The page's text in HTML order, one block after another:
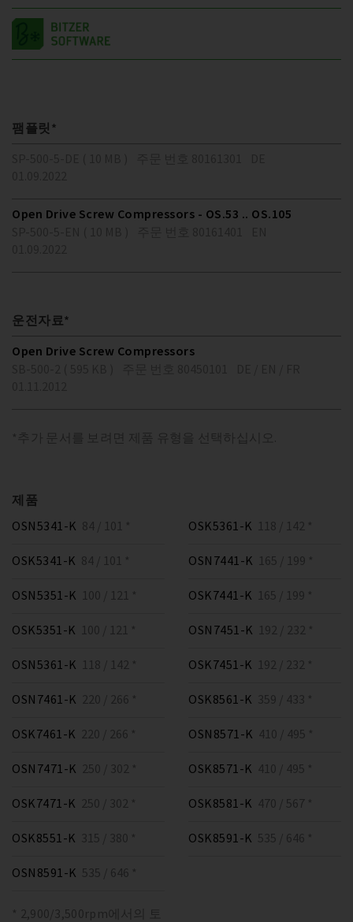
팸플릿*
Open Drive Screw Compressors - OS.53 .. OS.105
운전자료*
Open Drive Screw Compressors
*추가 문서를 보려면 제품 유형을 선택하십시오.
제품
OSN5341-K 84 / 101 *
OSK5341-K 84 / 101 *
OSN5351-K 100 / 121 *
OSK5351-K 100 / 121 *
OSN5361-K 118 / 142 *
OSK5361-K 118 / 142 *
OSN7441-K 165 / 199 *
OSK7441-K 165 / 199 *
OSN7451-K 192 / 232 *
OSK7451-K 192 / 232 *
OSN7461-K 220 / 266 *
OSK7461-K 220 / 266 *
OSN7471-K 250 / 302 *
OSK7471-K 250 / 302 *
OSK8551-K 315 / 380 *
OSK8561-K 359 / 433 *
OSN8571-K 410 / 495 *
OSK8571-K 410 / 495 *
OSK8581-K 470 / 567 *
OSK8591-K 535 / 646 *
OSN8591-K 535 / 646 *
* 2,900/3,500rpm에서의 토